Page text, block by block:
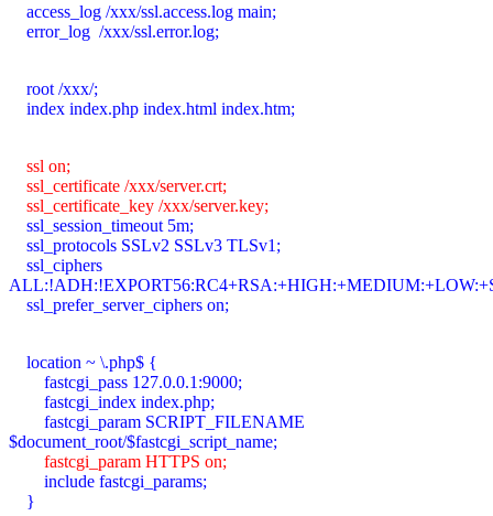
access_log /xxx/ssl.access.log main;
error_log /xxx/ssl.error.log;
root /xxx/;
index index.php index.html index.htm;
ssl on;
ssl_certificate /xxx/server.crt;
ssl_certificate_key /xxx/server.key;
ssl_session_timeout 5m;
ssl_protocols SSLv2 SSLv3 TLSv1;
ssl_ciphers
ssl_prefer_server_ciphers on;
location ~ \.php$ {
fastcgi_pass 127.0.0.1:9000;
fastcgi_index index.php;
fastcgi_param SCRIPT_FILENAME
$document_root/$fastcgi_script_name;
fastcgi_param HTTPS on;
include fastcgi_params;
}